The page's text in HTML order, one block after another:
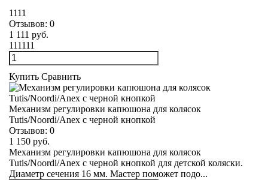
1111
Отзывов: 0
1 111 руб.
111111
Купить Сравнить
Механизм регулировки капюшона для колясок
Tutis/Noordi/Anex с черной кнопкой
Отзывов: 0
1 150 руб.
Механизм регулировки капюшона для колясок
Tutis/Noordi/Anex с черной кнопкой для детской коляски.
Диаметр сечения 16 мм. Мастер поможет подо...